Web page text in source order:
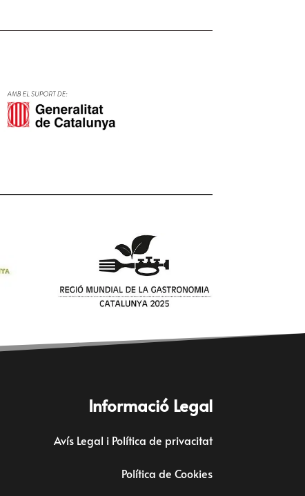
Informació Legal
Avís Legal i Política de privacitat
Política de Cookies